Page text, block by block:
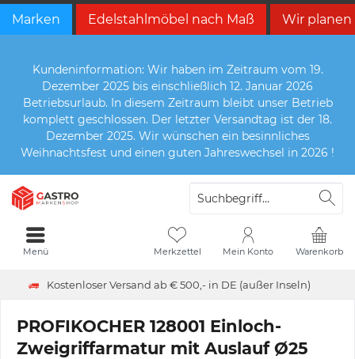
Marken Edelstahlmöbel nach Maß Wir planen
Kundeninformation: Wir haben im Zeitraum vom 19.
Dezember 2025 bis einschließlich 12. Januar 2026
Betriebsurlaub. In diesem Zeitraum bleibt unser Betrieb
komplett geschlossen. Der letzter Versandtag ist der 18.
Dezember 2025. Wir wünschen ein besinnliches
Weihnachtsfest und einen guten Jahreswechsel in 2026 !
Kostenloser Versand ab € 500,- in DE (außer Inseln)
Warenkorb
Merkzettel Mein Konto
Menü
PROFIKOCHER 128001 Einloch-
Zweigriffarmatur mit Auslauf Ø25